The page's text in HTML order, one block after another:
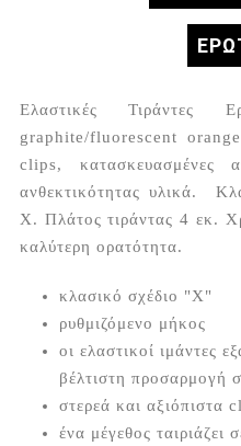
Ελαστικές Τιράντες
graphite/fluorescent
clips, κατασκευασμένες
ανθεκτικότητας υλικά.
X. Πλάτος τιράντας 4 εκ.
καλύτερη ορατότητα.
κλασικό σχέδιο "X"
ρυθμιζόμενο μήκος
οι ελαστικοί ιμάντες
βέλτιστη προσαρμογή
στερεά και αξιόπιστα
ένα μέγεθος ταιριάζει